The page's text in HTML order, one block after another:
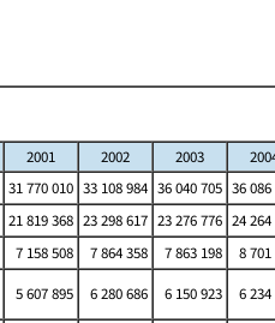
2001 2002 2003
31 770 010 33 108 984 36 040 705 36 086
21 819 368 23 298 617 23 276 776 24 264
7 158 508 7 864 358 7 863 198
8 701
5 607 895 6 280 686 6 150 923
6 234